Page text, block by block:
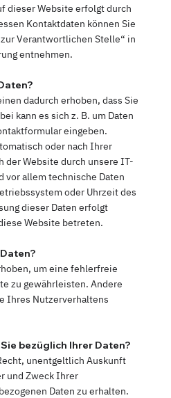
dieser Website erfolgt durch
Kontaktdaten können Sie
Verantwortlichen Stelle“ in
entnehmen.
dadurch erhoben, dass Sie
kann es sich z. B. um Daten
eingeben.
oder nach Ihrer
der Website durch unsere IT-
vor allem technische Daten
oder Uhrzeit des
dieser Daten erfolgt
Website betreten.
um eine fehlerfreie
zu gewährleisten. Andere
Ihres Nutzerverhaltens
bezüglich Ihrer Daten?
unentgeltlich Auskunft
und Zweck Ihrer
Daten zu erhalten.